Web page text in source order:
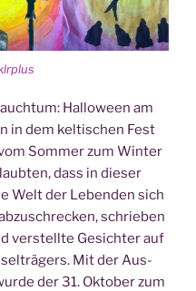
Hal­lo­ween am
in dem kel­ti­schen Fest
Som­mer zum Win­ter
dass in die­ser
Welt der Leben­den sich
schrie­ben
ver­stell­te Gesich­ter auf
Mit der Aus­
der 31. Okto­ber zum